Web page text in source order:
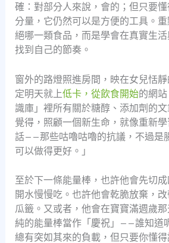
確：對部分人來說，會的；但只要
分量，它仍然可以是方便的工具。
絕哪一類食品，而是學會在真實生活
找到自己的節奏。
窗外的路燈照進房間，映在女兒恬
定明天就上低卡，從飲食開始的網
識庫」裡所有關於糖醇、添加劑的
覺得，照顧一個新生命，就像重新
話——那些咕嚕咕嚕的抗議，不過是
可以做得更好。」
至於下一條能量棒，也許他會先切
開水慢慢吃。也許他會乾脆放棄，
瓜籤。又或者，他會在寶寶滿週歲
純的能量棒當作「慶祝」——誰知道
總有突如其來的負載，但只要你懂